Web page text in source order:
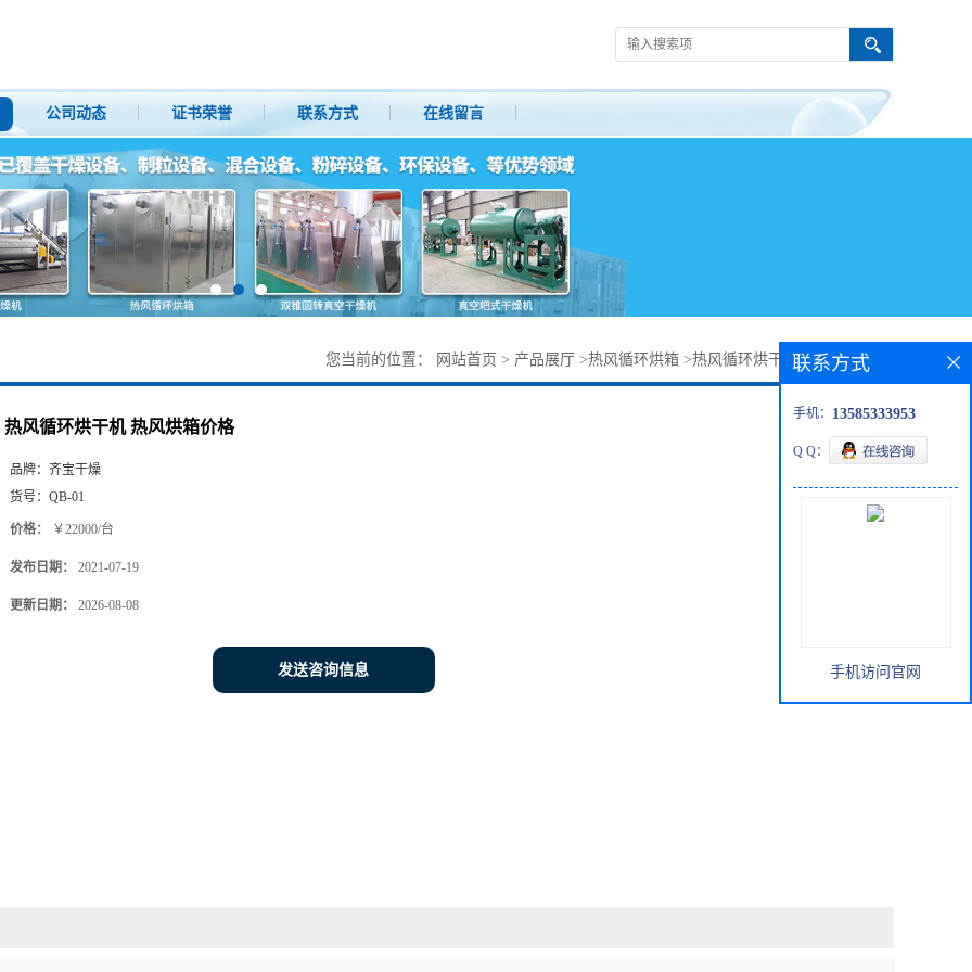
公司动态 证书荣誉 联系方式 在线留言
您当前的位置： 网站首页 > 产品展厅 >热风循环烘箱 >热风循环烘干机 热风烘箱价格
热风循环烘干机 热风烘箱价格
品牌： 齐宝干燥
货号： QB-01
价格： ￥22000/台
发布日期： 2021-07-19
更新日期： 2026-08-08
发送咨询信息
联系方式
手机： 13585333953
Q Q：
手机访问官网